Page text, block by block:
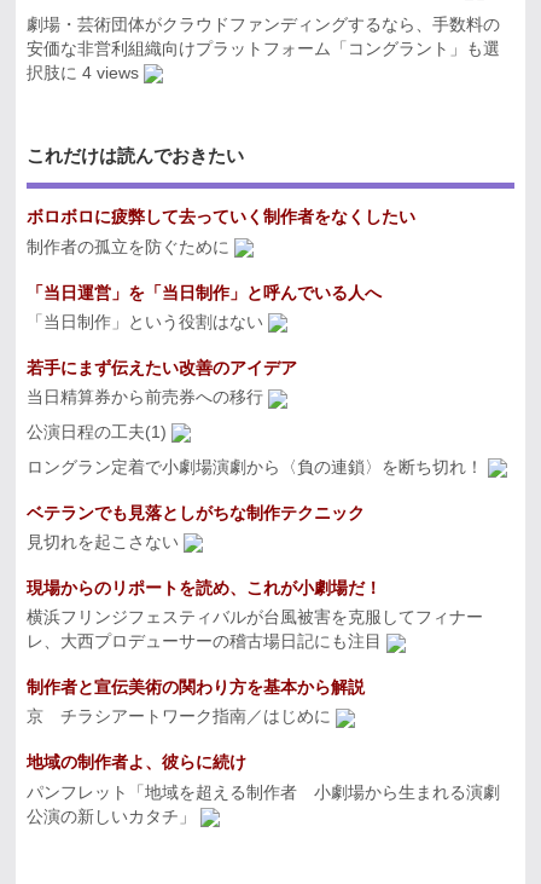
劇場・芸術団体がクラウドファンディングするなら、手数料の
安価な非営利組織向けプラットフォーム「コングラント」も選
択肢に 4 views
これだけは読んでおきたい
ボロボロに疲弊して去っていく制作者をなくしたい
制作者の孤立を防ぐために
「当日運営」を「当日制作」と呼んでいる人へ
「当日制作」という役割はない
若手にまず伝えたい改善のアイデア
当日精算券から前売券への移行
公演日程の工夫(1)
ロングラン定着で小劇場演劇から〈負の連鎖〉を断ち切れ！
ベテランでも見落としがちな制作テクニック
見切れを起こさない
現場からのリポートを読め、これが小劇場だ！
横浜フリンジフェスティバルが台風被害を克服してフィナー
レ、大西プロデューサーの稽古場日記にも注目
制作者と宣伝美術の関わり方を基本から解説
京 チラシアートワーク指南／はじめに
地域の制作者よ、彼らに続け
パンフレット「地域を超える制作者 小劇場から生まれる演劇
公演の新しいカタチ」